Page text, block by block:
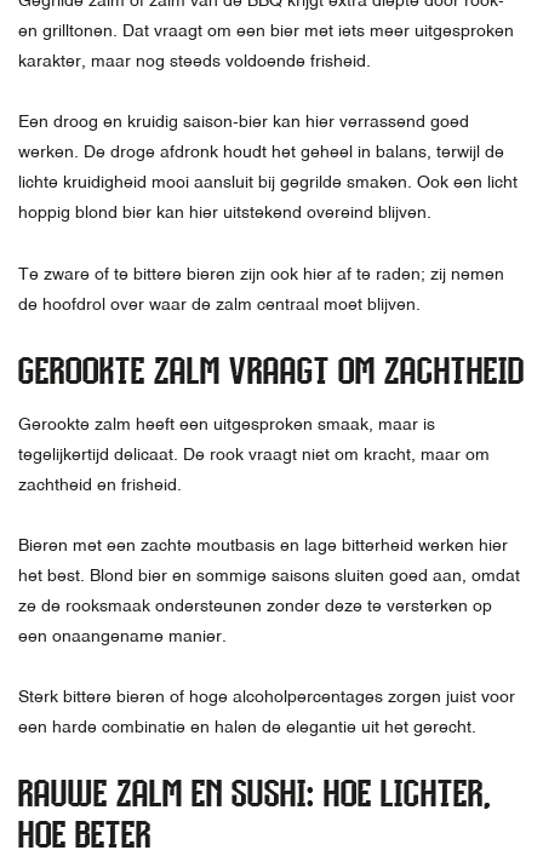
en grilltonen. Dat vraagt om een bier met iets meer uitgesproken
karakter, maar nog steeds voldoende frisheid.
Een droog en kruidig saison-bier kan hier verrassend goed
werken. De droge afdronk houdt het geheel in balans, terwijl de
lichte kruidigheid mooi aansluit bij gegrilde smaken. Ook een licht
hoppig blond bier kan hier uitstekend overeind blijven.
Te zware of te bittere bieren zijn ook hier af te raden; zij nemen
de hoofdrol over waar de zalm centraal moet blijven.
GEROOKTE ZALM VRAAGT OM ZACHTHEID
Gerookte zalm heeft een uitgesproken smaak, maar is
tegelijkertijd delicaat. De rook vraagt niet om kracht, maar om
zachtheid en frisheid.
Bieren met een zachte moutbasis en lage bitterheid werken hier
het best. Blond bier en sommige saisons sluiten goed aan, omdat
ze de rooksmaak ondersteunen zonder deze te versterken op
een onaangename manier.
Sterk bittere bieren of hoge alcoholpercentages zorgen juist voor
een harde combinatie en halen de elegantie uit het gerecht.
RAUWE ZALM EN SUSHI: HOE LICHTER,
HOE BETER